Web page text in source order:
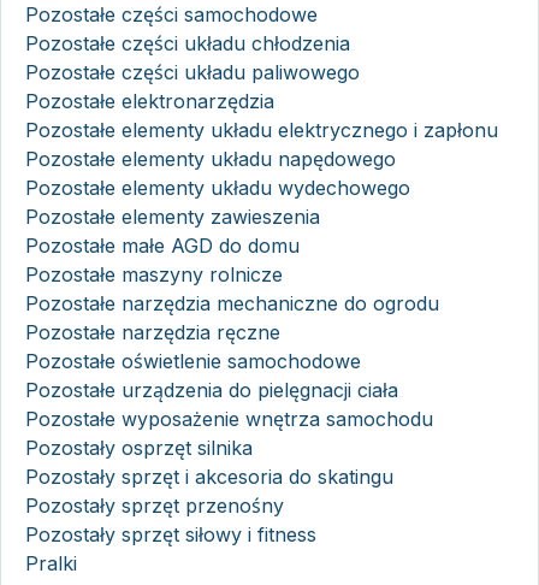
Pozostałe części samochodowe
Pozostałe części układu chłodzenia
Pozostałe części układu paliwowego
Pozostałe elektronarzędzia
Pozostałe elementy układu elektrycznego i zapłonu
Pozostałe elementy układu napędowego
Pozostałe elementy układu wydechowego
Pozostałe elementy zawieszenia
Pozostałe małe AGD do domu
Pozostałe maszyny rolnicze
Pozostałe narzędzia mechaniczne do ogrodu
Pozostałe narzędzia ręczne
Pozostałe oświetlenie samochodowe
Pozostałe urządzenia do pielęgnacji ciała
Pozostałe wyposażenie wnętrza samochodu
Pozostały osprzęt silnika
Pozostały sprzęt i akcesoria do skatingu
Pozostały sprzęt przenośny
Pozostały sprzęt siłowy i fitness
Pralki